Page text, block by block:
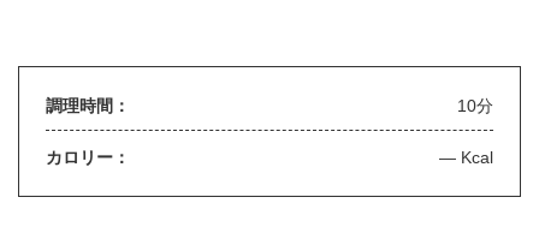
調理時間： 10分
カロリー： — Kcal